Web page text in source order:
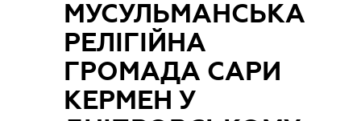
МУСУЛЬМАНСЬКА
РЕЛІГІЙНА
ГРОМАДА САРИ
КЕРМЕН У